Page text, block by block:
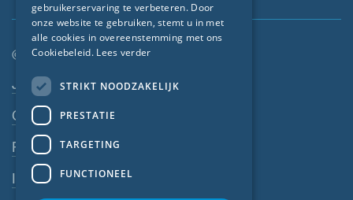
© SIGA 2026
Footer-navigatie
Jobs
Contact
Privacyverklaring
Impressum
FRENCH
CZECH
gebruikerservaring te verbeteren. Door
onze website te gebruiken, stemt u in met
alle cookies in overeenstemming met ons
Cookiebeleid. Lees verder
STRIKT NOODZAKELIJK
PRESTATIE
TARGETING
FUNCTIONEEL